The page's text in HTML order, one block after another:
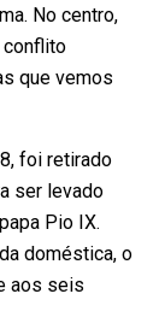
No centro,
conflito
que vemos
foi retirado
ser levado
Pio IX.
doméstica, o
aos seis